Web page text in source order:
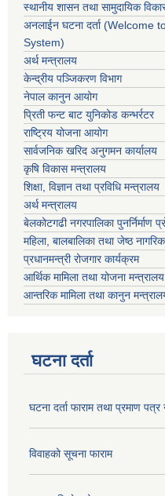
स्थानीय शासन तथा सामुदायिक
अनलाईन घटना दर्ता
System)
अर्थ मन्त्रालय
केन्द्रीय पञ्जिकरण विभाग
नेपाल कानुन आयोग
प्रिती फन्ट बाट युनिकोड कन्भर्रटर
राष्ट्रिय योजना आयोग
सार्वजनिक खरिद अनुगमन कार्यालय
कृषि विकास मन्त्रालय
शिक्षा, विज्ञान तथा प्रविधि मन्त्रालय
अर्थ मन्त्रालय
बेलकोटगढी नगरपालिका पुनर्निर्माण
महिला, बालबालिका तथा जेष्ठ
प्रधानमन्त्री रोजगार कार्यक्रम
आर्थिक मामिला तथा योजना
आन्तरिक मामिला तथा कानुन
घटना दर्ता
घटना दर्ता फाराम तथा प्रमाण पत्र
विवाहको सूचना फाराम